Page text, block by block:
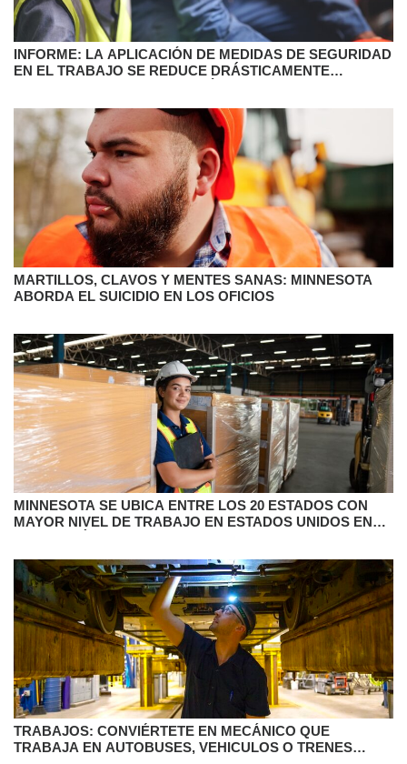
INFORME: LA APLICACIÓN DE MEDIDAS DE SEGURIDAD
EN EL TRABAJO SE REDUCE DRÁSTICAMENTE
MARTILLOS, CLAVOS Y MENTES SANAS: MINNESOTA
ABORDA EL SUICIDIO EN LOS OFICIOS
MINNESOTA SE UBICA ENTRE LOS 20 ESTADOS CON
MAYOR NIVEL DE TRABAJO EN ESTADOS UNIDOS EN
TRABAJOS: CONVIÉRTETE EN MECÁNICO QUE
TRABAJA EN AUTOBUSES, VEHICULOS O TRENES